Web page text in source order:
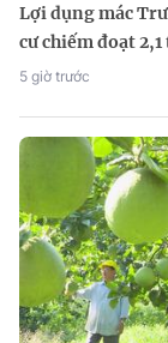
Lợi dụng mác
cư chiếm đoạt
5 giờ trước